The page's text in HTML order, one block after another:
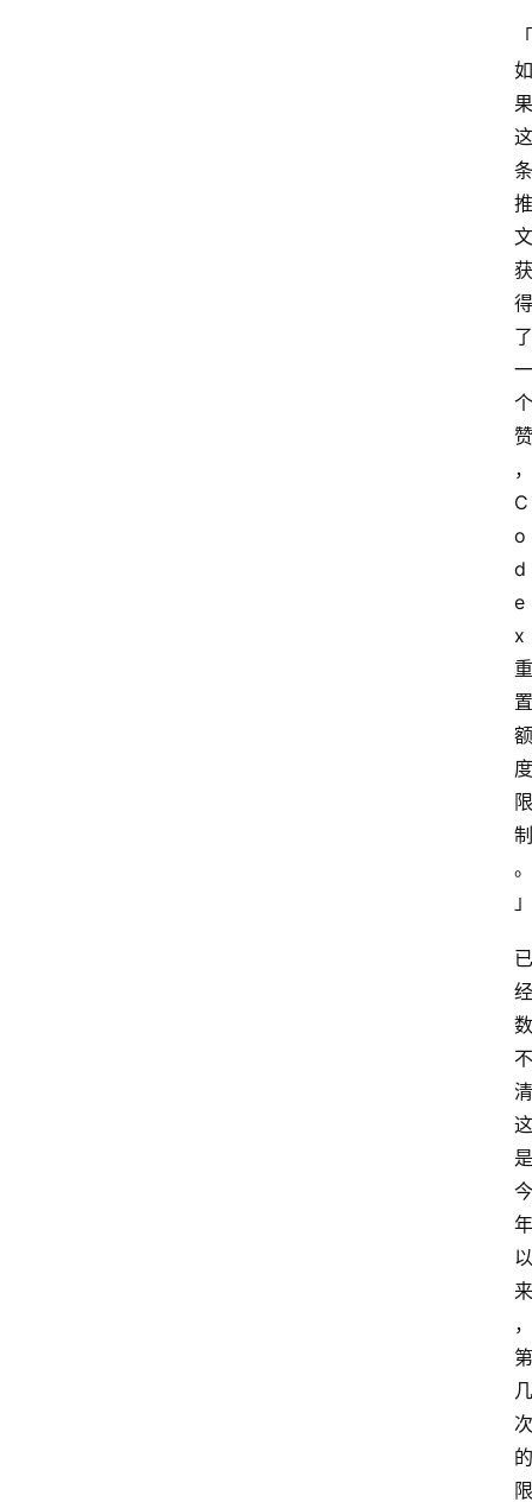
「
如
果
这
条
推
文
获
得
了
一
个
赞
，
C
o
d
e
x
重
置
额
度
限
制
。
」
已
经
数
不
清
这
是
今
年
以
来
，
第
几
次
的
限